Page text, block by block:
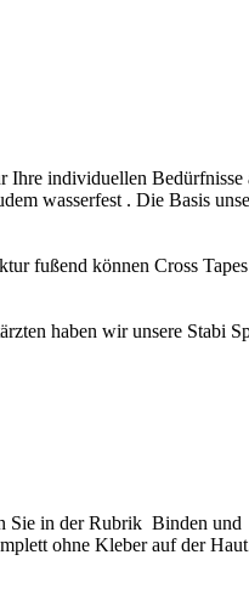
Ihre individuellen Bedürfnisse
wasserfest . Die Basis
fußend können Cross
haben wir unsere Stabi
Sie in der Rubrik Binden und
ohne Kleber auf der